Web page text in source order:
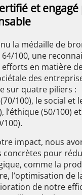
et
la médaille de
100, une
en matière
des
sur quatre piliers :
100), le social et
l’éthique (50/100)
100).
impact, nous
concrètes pour
comme la
l’optimisation de
de notre